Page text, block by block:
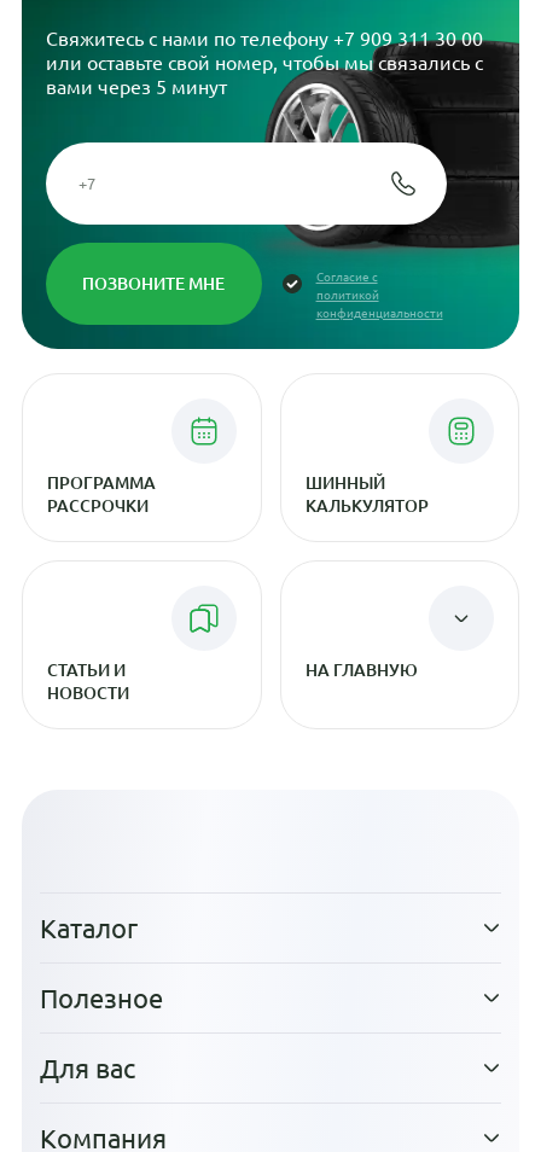
Свяжитесь с нами по телефону +7 909 311 30 00
или оставьте свой номер, чтобы мы связались с
вами через 5 минут
Согласие с
политикой
конфиденциальности
ПРОГРАММА
РАССРОЧКИ
ШИННЫЙ
КАЛЬКУЛЯТОР
СТАТЬИ И
НОВОСТИ
НА ГЛАВНУЮ
Каталог
Полезное
Для вас
Компания